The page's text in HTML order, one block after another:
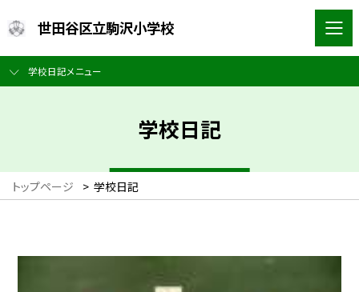
世田谷区立駒沢小学校
学校日記メニュー
学校日記
トップページ > 学校日記